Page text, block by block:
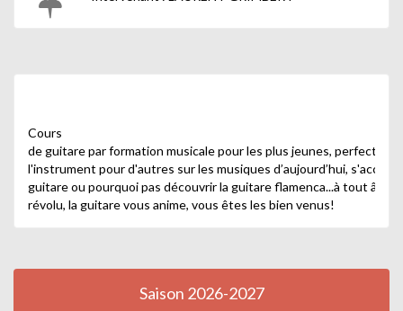
Cours
de guitare par formation musicale pour les plus jeunes,
l'instrument pour d'autres sur les musiques d’aujourd’hui,
guitare ou pourquoi pas découvrir la guitare flamenca...à tout âge
révolu, la guitare vous anime, vous êtes les bien venus!
Saison 2026-2027